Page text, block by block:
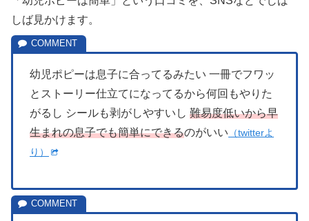
しば見かけます。
幼児ポピーは息子に合ってるみたい 一冊でフワッ
とストーリー仕立てになってるから何回もやりた
がるし シールも剥がしやすいし 難易度低いから早
生まれの息子でも簡単にできるのがいい （twitterよ
り）